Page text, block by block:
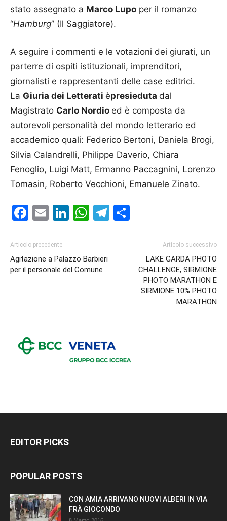
stato assegnato a Marco Lupo per il romanzo
“Hamburg” (Il Saggiatore).
A seguire i commenti e le votazioni dei giurati, un
parterre di ospiti istituzionali, imprenditori,
giornalisti e rappresentanti delle case editrici.
La Giuria dei Letterati èpresieduta dal
Magistrato Carlo Nordio ed è composta da
autorevoli personalità del mondo letterario ed
accademico quali: Federico Bertoni, Daniela Brogi,
Silvia Calandrelli, Philippe Daverio, Chiara
Fenoglio, Luigi Matt, Ermanno Paccagnini, Lorenzo
Tomasin, Roberto Vecchioni, Emanuele Zinato.
Facebook
EmailLinkedIn
WhatsApp
Telegram
Articolo precedente
Agitazione a Palazzo Barbieri
per il personale del Comune
Articolo successivo
LAKE GARDA PHOTO
CHALLENGE, SIRMIONE
PHOTO MARATHON E
SIRMIONE 10% PHOTO
MARATHON
EDITOR PICKS
POPULAR POSTS
CON AMIA ARRIVANO NUOVI ALBERI IN VIA
FRÀ GIOCONDO